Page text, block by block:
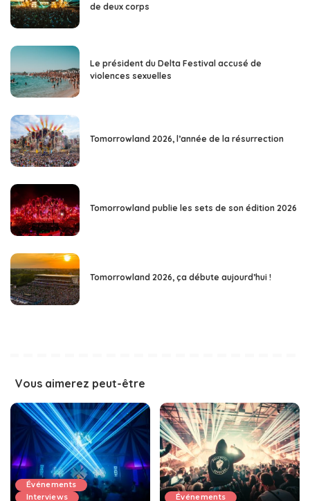
de deux corps
Le président du Delta Festival accusé de
violences sexuelles
Tomorrowland 2026, l’année de la résurrection
Tomorrowland publie les sets de son édition 2026
Tomorrowland 2026, ça débute aujourd’hui !
Vous aimerez peut-être
Événements
Interviews
Événements